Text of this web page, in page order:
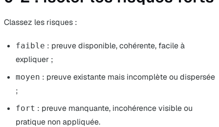
Classez les risques :
faible : preuve disponible, cohérente, facile à
expliquer ;
moyen : preuve existante mais incomplète ou dispersée
;
fort : preuve manquante, incohérence visible ou
pratique non appliquée.